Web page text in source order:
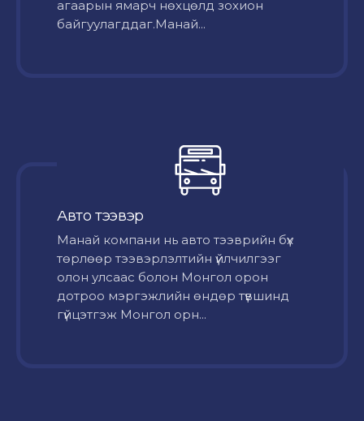
агаарын ямарч нөхцөлд зохион
байгуулагддаг.Манай...
Авто тээвэр
Mанай компани нь авто тээврийн бүх
төрлөөр тээвэрлэлтийн үйлчилгээг
олон улсаас болон Монгол орон
дотроо мэргэжлийн өндөр түвшинд
гүйцэтгэж Монгол орн...